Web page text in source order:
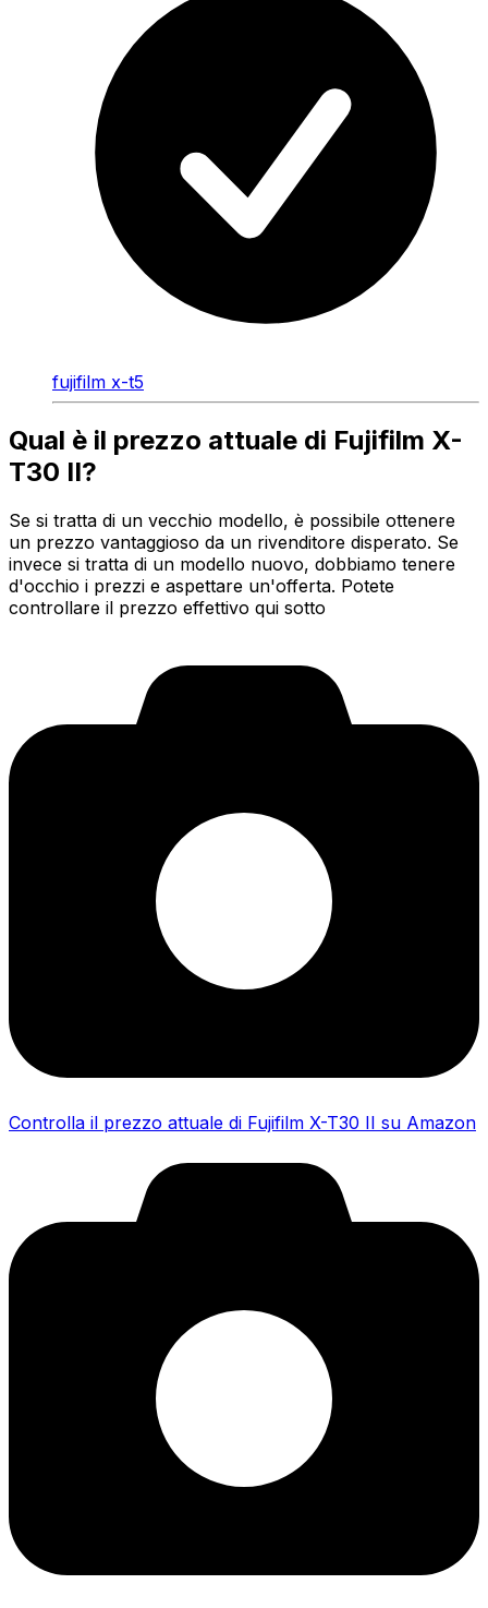
fujifilm x-t5
Qual è il prezzo attuale di Fujifilm X-
T30 II?
Se si tratta di un vecchio modello, è possibile ottenere
un prezzo vantaggioso da un rivenditore disperato. Se
invece si tratta di un modello nuovo, dobbiamo tenere
d'occhio i prezzi e aspettare un'offerta. Potete
controllare il prezzo effettivo qui sotto
Controlla il prezzo attuale di Fujifilm X-T30 II su Amazon